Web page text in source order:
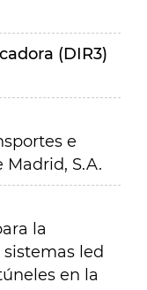
(DIR3)
e
Madrid, S.A.
la
led
en la